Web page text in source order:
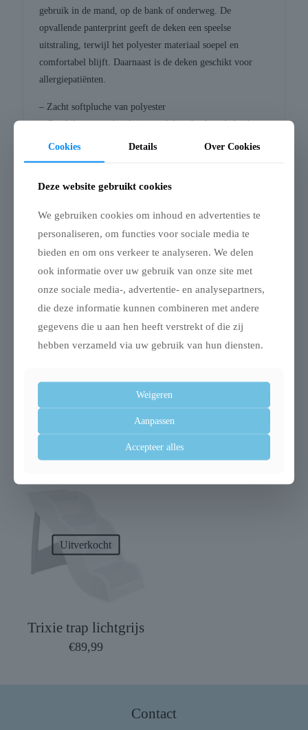
gebruik in de mand, op de bank of onderweg. De
opvallende panterprint geeft de deken een speelse
uitstraling, terwijl het polyester materiaal soepel en
comfortabel blijft. Daarnaast is de deken geschikt voor
allergiepatiënten.
– Zacht softpluche van polyester
– Geschikt voor gebruik in mand, bench of op de bank
– Geschikt voor allergiepatiënten
Gerelateerde producten
Trixie ren turquoise /
Trixie benche home
kennel hond / kat wit
Uitverkocht
Trixie trap lichtgrijs
€89,99
Contact
Cookies Details Over Cookies
Deze website gebruikt cookies
We gebruiken cookies om inhoud en advertenties te
personaliseren, om functies voor sociale media te
bieden en om ons verkeer te analyseren. We delen
ook informatie over uw gebruik van onze site met
onze sociale media-, advertentie- en analysepartners,
die deze informatie kunnen combineren met andere
gegevens die u aan hen heeft verstrekt of die zij
hebben verzameld via uw gebruik van hun diensten.
Weigeren
Aanpassen
Accepteer alles